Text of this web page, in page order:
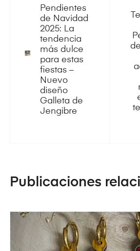
Pendientes
de Navidad
2025: La
tendencia
más dulce
para estas
fiestas –
Nuevo
diseño
Galleta de
Jengibre
Publicaciones